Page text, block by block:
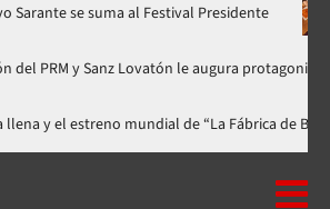
Yiyo Sarante se suma al Festival
Sanz Lovatón le augura protagonismo político
gala a casa llena y el estreno mundial de “La